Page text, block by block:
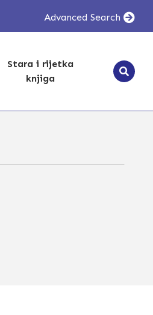
Advanced Search
Stara i rijetka
knjiga